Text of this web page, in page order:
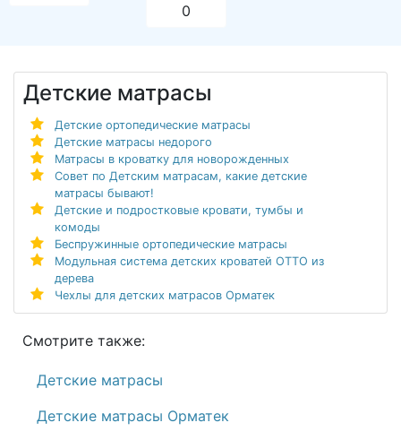
0
Детские матрасы
Детские ортопедические матрасы
Детские матрасы недорого
Матрасы в кроватку для новорожденных
Совет по Детским матрасам, какие детские
матрасы бывают!
Детские и подростковые кровати, тумбы и
комоды
Беспружинные ортопедические матрасы
Модульная система детских кроватей ОТТО из
дерева
Чехлы для детских матрасов Орматек
Смотрите также:
Детские матрасы
Детские матрасы Орматек